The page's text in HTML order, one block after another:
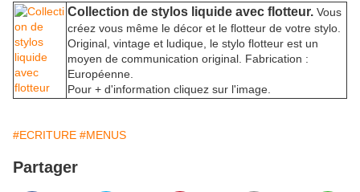
Collection de stylos liquide avec flotteur. Vous
créez vous même le décor et le flotteur de votre stylo.
Original, vintage et ludique, le stylo flotteur est un
moyen de communication original. Fabrication :
Européenne.
Pour + d'information cliquez sur l'image.
#ECRITURE #MENUS
Partager